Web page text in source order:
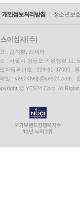
개인정보처리방침 청소년보
: 김석환, 최세라
: 서울시 영등포구 은행로 11,
자등록번호 : 229-81-37000
일 : yes24help@yes24.com
ⓒ YES24 Corp. All